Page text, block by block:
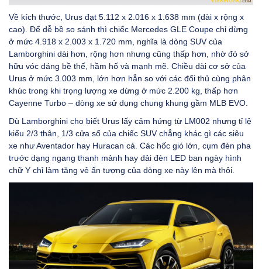
Về kích thước, Urus đạt 5.112 x 2.016 x 1.638 mm (dài x rộng x
cao). Để dễ bề so sánh thì chiếc Mercedes GLE Coupe chỉ dừng
ở mức 4.918 x 2.003 x 1.720 mm, nghĩa là dòng SUV của
Lamborghini dài hơn, rộng hơn nhưng cũng thấp hơn, nhờ đó sở
hữu vóc dáng bề thế, hầm hố và mạnh mẽ. Chiều dài cơ sở của
Urus ở mức 3.003 mm, lớn hơn hẳn so với các đối thủ cùng phân
khúc trong khi trọng lượng xe dừng ở mức 2.200 kg, thấp hơn
Cayenne Turbo – dòng xe sử dụng chung khung gầm MLB EVO.
Dù Lamborghini cho biết Urus lấy cảm hứng từ LM002 nhưng tỉ lệ
kiểu 2/3 thân, 1/3 cửa sổ của chiếc SUV chẳng khác gì các siêu
xe như Aventador hay Huracan cả. Các hốc gió lớn, cụm đèn pha
trước dạng ngang thanh mảnh hay dải đèn LED ban ngày hình
chữ Y chỉ làm tăng vẻ ấn tượng của dòng xe này lên mà thôi.